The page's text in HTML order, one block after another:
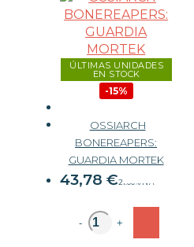
ÚLTIMAS UNIDADES
EN STOCK
-15%
OSSIARCH
BONEREAPERS:
GUARDIA MORTEK
43,78 €21.00% IVA
51,50 €
- +